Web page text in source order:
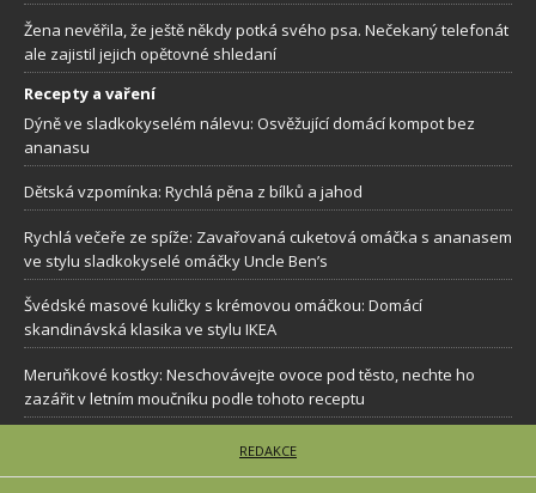
Žena nevěřila, že ještě někdy potká svého psa. Nečekaný telefonát
ale zajistil jejich opětovné shledaní
Recepty a vaření
Dýně ve sladkokyselém nálevu: Osvěžující domácí kompot bez
ananasu
Dětská vzpomínka: Rychlá pěna z bílků a jahod
Rychlá večeře ze spíže: Zavařovaná cuketová omáčka s ananasem
ve stylu sladkokyselé omáčky Uncle Ben’s
Švédské masové kuličky s krémovou omáčkou: Domácí
skandinávská klasika ve stylu IKEA
Meruňkové kostky: Neschovávejte ovoce pod těsto, nechte ho
zazářit v letním moučníku podle tohoto receptu
REDAKCE